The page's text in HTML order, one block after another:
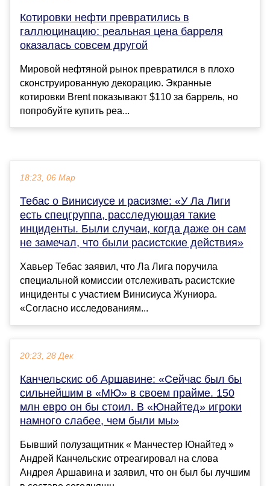
Котировки нефти превратились в
галлюцинацию: реальная цена барреля
оказалась совсем другой
Мировой нефтяной рынок превратился в плохо
сконструированную декорацию. Экранные
котировки Brent показывают $110 за баррель, но
попробуйте купить реа...
18:23, 06 Мар
Тебас о Винисиусе и расизме: «У Ла Лиги
есть спецгруппа, расследующая такие
инциденты. Были случаи, когда даже он сам
не замечал, что были расистские действия»
Хавьер Тебас заявил, что Ла Лига поручила
специальной комиссии отслеживать расистские
инциденты с участием Винисиуса Жуниора.
«Согласно исследованиям...
20:23, 28 Дек
Канчельскис об Аршавине: «Сейчас был бы
сильнейшим в «МЮ» в своем прайме. 150
млн евро он бы стоил. В «Юнайтед» игроки
намного слабее, чем были мы»
Бывший полузащитник « Манчестер Юнайтед »
Андрей Канчельскис отреагировал на слова
Андрея Аршавина и заявил, что он был бы лучшим